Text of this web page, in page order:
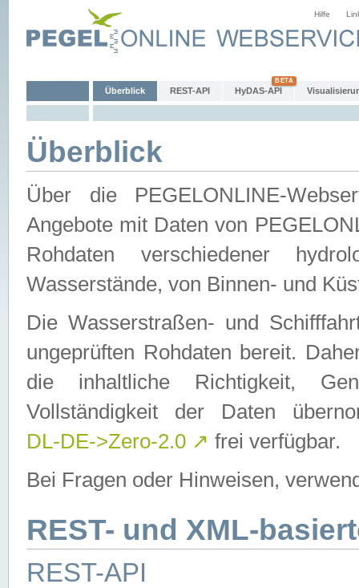
Hilfe
Überblick REST-API HyDAS-API
Überblick
Über die PEGELONLINE-
Angebote mit Daten von
Rohdaten verschiedener
Wasserstände, von Binnen- und
Die Wasserstraßen- und
ungeprüften Rohdaten bereit.
die inhaltliche Richtigkeit,
Vollständigkeit der Daten
DL-DE->Zero-2.0 ↗ frei verfügbar.
Bei Fragen oder Hinweisen,
REST- und XML-
REST-API